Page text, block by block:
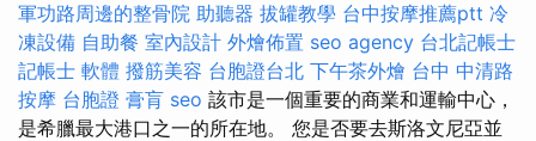
軍功路周邊的整骨院 助聽器 拔罐教學 台中按摩推薦ptt 冷
凍設備 自助餐 室內設計 外燴佈置 seo agency 台北記帳士
記帳士 軟體 撥筋美容 台胞證台北 下午茶外燴 台中 中清路
按摩 台胞證 膏肓 seo 該市是一個重要的商業和運輸中心，
是希臘最大港口之一的所在地。 您是否要去斯洛文尼亞並